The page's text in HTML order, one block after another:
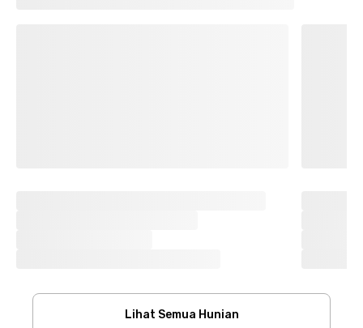
Lihat Semua Hunian